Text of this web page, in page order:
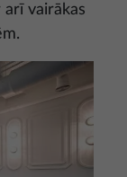
arī vairākas